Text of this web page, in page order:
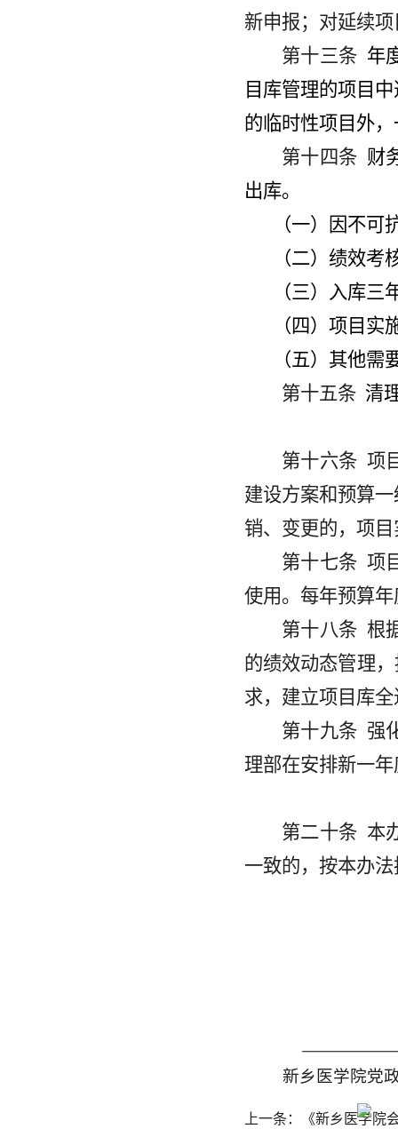
新申报；对延续
第十三条 年
目库管理的项目
的临时性项目外
第十四条 财
出库。
（一）因不
（二）绩效考
（三）入库
（四）项目
（五）其他需
第十五条 清
第十六条 项
建设方案和预算
销、变更的，项
第十七条 项
使用。每年预算
第十八条 根
的绩效动态管理
求，建立项目库
第十九条 强
理部在安排新一
第二十条 本
一致的，按本办
新乡医学院党
上一条： 《新乡医学院